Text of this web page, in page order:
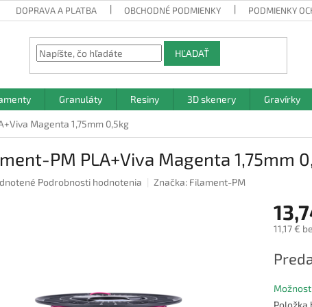
DOPRAVA A PLATBA OBCHODNÉ PODMIENKY PODMIENKY
HĽADAŤ
Granuláty Resiny 3D skenery Gravírky
Magenta 1,75mm 0,5kg
PM PLA+Viva Magenta 1,75mm
Podrobnosti hodnotenia Značka: Filament-PM
11,17 €
cena: